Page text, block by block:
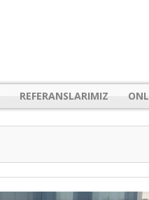
REFERANSLARIMIZ